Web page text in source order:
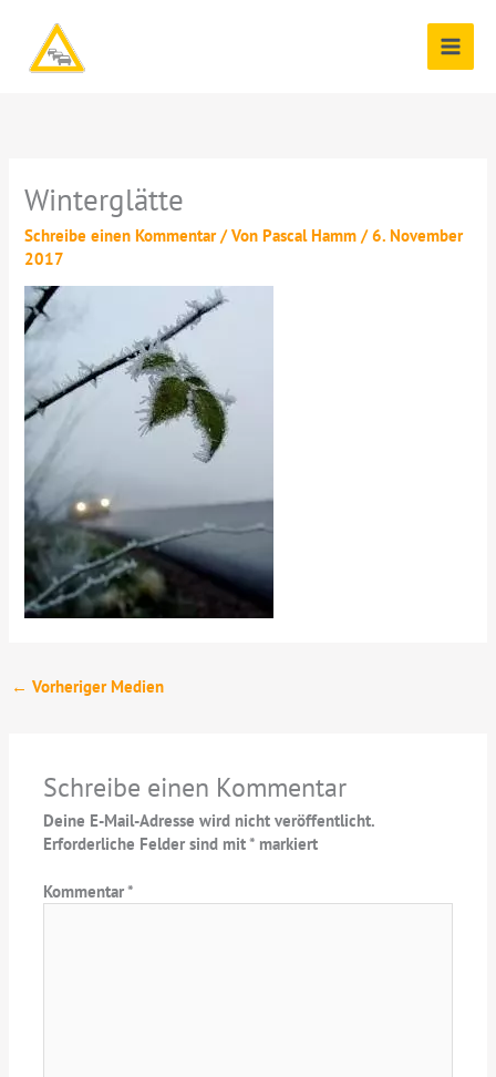
springen
Winterglätte
Schreibe einen Kommentar / VonPascal Hamm/6. November
2017
← Vorheriger Medien
Schreibe einen Kommentar
Deine E-Mail-Adresse wird nicht veröffentlicht.
Erforderliche Felder sind mit* markiert
Kommentar*